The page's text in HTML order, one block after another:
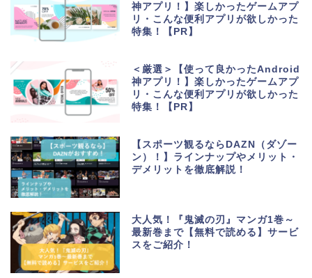
神アプリ！】楽しかったゲームアプ
リ・こんな便利アプリが欲しかった
特集！【PR】
＜厳選＞【使って良かったAndroid
神アプリ！】楽しかったゲームアプ
リ・こんな便利アプリが欲しかった
特集！【PR】
【スポーツ観るならDAZN（ダゾー
ン）！】ラインナップやメリット・
デメリットを徹底解説！
大人気！『鬼滅の刃』マンガ1巻～
最新巻まで【無料で読める】サービ
スをご紹介！